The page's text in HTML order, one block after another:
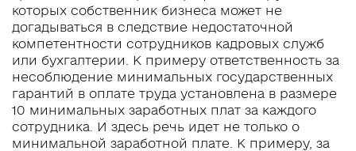
которых собственник бизнеса может не
догадываться в следствие недостаточной
компетентности сотрудников кадровых служб
или бухгалтерии. К примеру ответственность за
несоблюдение минимальных государственных
гарантий в оплате труда установлена в размере
10 минимальных заработных плат за каждого
сотрудника. И здесь речь идет не только о
минимальной заработной плате. К примеру, за